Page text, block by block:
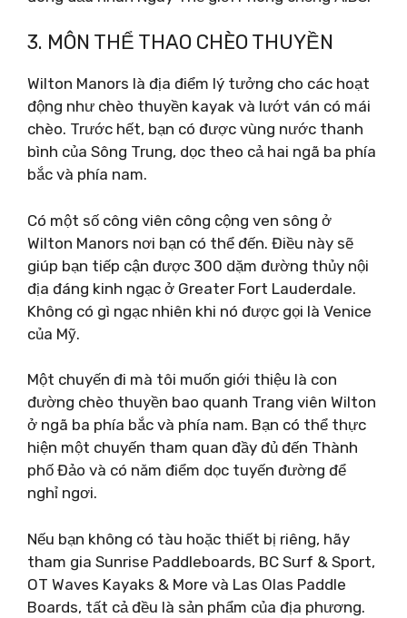
3. MÔN THỂ THAO CHÈO THUYỀN
Wilton Manors là địa điểm lý tưởng cho các hoạt
động như chèo thuyền kayak và lướt ván có mái
chèo. Trước hết, bạn có được vùng nước thanh
bình của Sông Trung, dọc theo cả hai ngã ba phía
bắc và phía nam.
Có một số công viên công cộng ven sông ở
Wilton Manors nơi bạn có thể đến. Điều này sẽ
giúp bạn tiếp cận được 300 dặm đường thủy nội
địa đáng kinh ngạc ở Greater Fort Lauderdale.
Không có gì ngạc nhiên khi nó được gọi là Venice
của Mỹ.
Một chuyến đi mà tôi muốn giới thiệu là con
đường chèo thuyền bao quanh Trang viên Wilton
ở ngã ba phía bắc và phía nam. Bạn có thể thực
hiện một chuyến tham quan đầy đủ đến Thành
phố Đảo và có năm điểm dọc tuyến đường để
nghỉ ngơi.
Nếu bạn không có tàu hoặc thiết bị riêng, hãy
tham gia Sunrise Paddleboards, BC Surf & Sport,
OT Waves Kayaks & More và Las Olas Paddle
Boards, tất cả đều là sản phẩm của địa phương.